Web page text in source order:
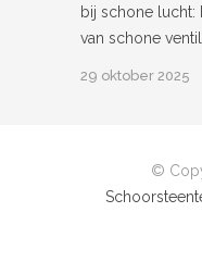
bij schone lucht:
van schone
29 oktober 2025
©